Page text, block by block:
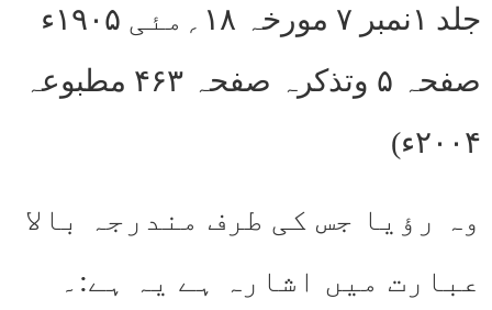
جلد ۱نمبر ۷ مورخہ ۱۸؍مئی ۱۹۰۵ء
صفحہ ۵ وتذکرہ صفحہ ۴۶۳ مطبوعہ
۲۰۰۴ء)
وہ رؤیا جس کی طرف مندرجہ بالا
عبارت میں اشارہ ہے یہ ہے:۔